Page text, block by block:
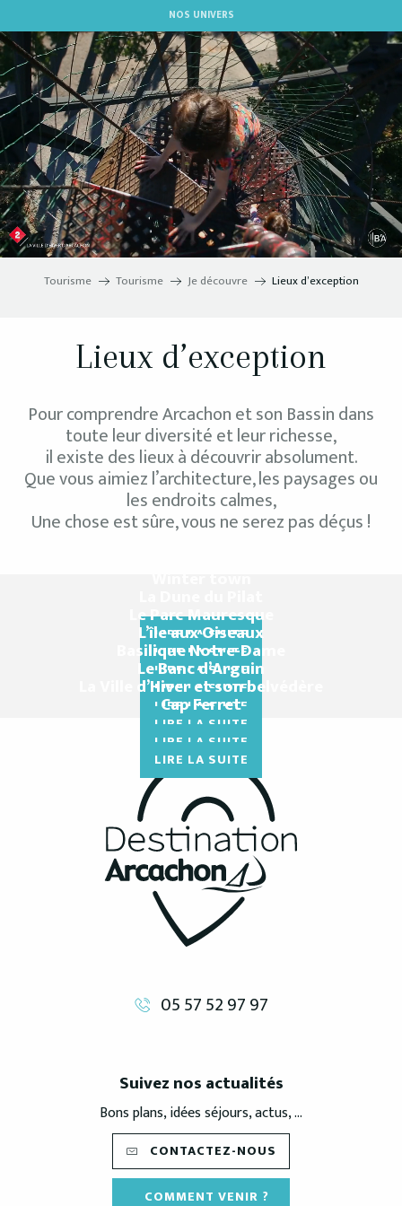
au
contenu
principal
NOS UNIVERS
Tourisme Tourisme Je découvre Lieux d’exception
Lieux d’exception
Pour comprendre Arcachon et son Bassin dans
toute leur diversité et leur richesse,
il existe des lieux à découvrir absolument.
Que vous aimiez l’architecture, les paysages ou
les endroits calmes,
Une chose est sûre, vous ne serez pas déçus !
LIRE LA SUITE
LIRE LA SUITE
Le Parc Mauresque
LIRE LA SUITE
L’île aux Oiseaux
LIRE LA SUITE
Basilique Notre-Dame
LIRE LA SUITE
Le Banc d’Arguin
LIRE LA SUITE
La Ville d’Hiver et son belvédère
LIRE LA SUITE
Cap Ferret
LIRE LA SUITE
05 57 52 97 97
Suivez nos actualités
Bons plans, idées séjours, actus, ...
CONTACTEZ-NOUS
COMMENT VENIR ?